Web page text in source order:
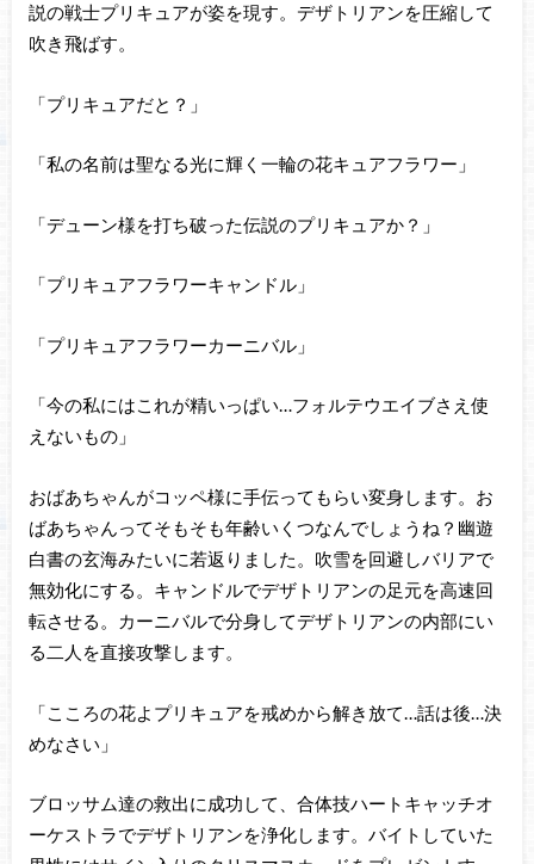
説の戦士プリキュアが姿を現す。デザトリアンを圧縮して
吹き飛ばす。
「プリキュアだと？」
「私の名前は聖なる光に輝く一輪の花キュアフラワー」
「デューン様を打ち破った伝説のプリキュアか？」
「プリキュアフラワーキャンドル」
「プリキュアフラワーカーニバル」
「今の私にはこれが精いっぱい…フォルテウエイブさえ使
えないもの」
おばあちゃんがコッペ様に手伝ってもらい変身します。お
ばあちゃんってそもそも年齢いくつなんでしょうね？幽遊
白書の玄海みたいに若返りました。吹雪を回避しバリアで
無効化にする。キャンドルでデザトリアンの足元を高速回
転させる。カーニバルで分身してデザトリアンの内部にい
る二人を直接攻撃します。
「こころの花よプリキュアを戒めから解き放て…話は後…決
めなさい」
ブロッサム達の救出に成功して、合体技ハートキャッチオ
ーケストラでデザトリアンを浄化します。バイトしていた